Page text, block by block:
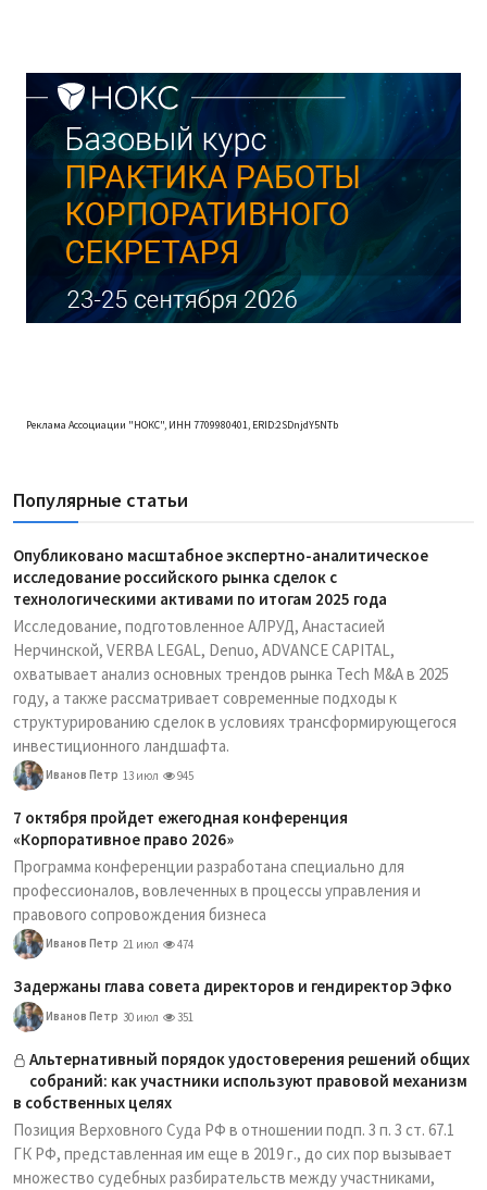
Реклама Ассоциации "НОКС", ИНН 7709980401, ERID:2SDnjdY5NTb
Популярные статьи
Опубликовано масштабное экспертно-аналитическое
исследование российского рынка сделок с
технологическими активами по итогам 2025 года
Исследование, подготовленное АЛРУД, Анастасией
Нерчинской, VERBA LEGAL, Denuo, ADVANCE CAPITAL,
охватывает анализ основных трендов рынка Tech M&A в 2025
году, а также рассматривает современные подходы к
структурированию сделок в условиях трансформирующегося
инвестиционного ландшафта.
Иванов Петр 13 июл 945
7 октября пройдет ежегодная конференция
«Корпоративное право 2026»
Программа конференции разработана специально для
профессионалов, вовлеченных в процессы управления и
правового сопровождения бизнеса
Иванов Петр 21 июл 474
Задержаны глава совета директоров и гендиректор Эфко
Иванов Петр 30 июл 351
Альтернативный порядок удостоверения решений общих
собраний: как участники используют правовой механизм
в собственных целях
Позиция Верховного Суда РФ в отношении подп. 3 п. 3 ст. 67.1
ГК РФ, представленная им еще в 2019 г., до сих пор вызывает
множество судебных разбирательств между участниками,